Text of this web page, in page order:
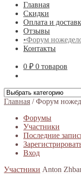
Главная
Скидки
Оплата и
Отзывы
•Форум
Контакты
0 ₽ 0 товаров
Главная /Форум
Форумы
Участники
Последние
Вход
Участники Anton